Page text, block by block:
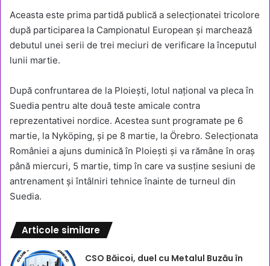
Aceasta este prima partidă publică a selecționatei tricolore
după participarea la Campionatul European și marchează
debutul unei serii de trei meciuri de verificare la începutul
lunii martie.
După confruntarea de la Ploiești, lotul național va pleca în
Suedia pentru alte două teste amicale contra
reprezentativei nordice. Acestea sunt programate pe 6
martie, la Nyköping, și pe 8 martie, la Örebro. Selecționata
României a ajuns duminică în Ploiești și va rămâne în oraș
până miercuri, 5 martie, timp în care va susține sesiuni de
antrenament și întâlniri tehnice înainte de turneul din
Suedia.
Articole similare
CSO Băicoi, duel cu Metalul Buzău în